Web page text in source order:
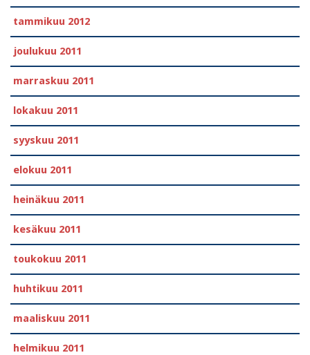
tammikuu 2012
joulukuu 2011
marraskuu 2011
lokakuu 2011
syyskuu 2011
elokuu 2011
heinäkuu 2011
kesäkuu 2011
toukokuu 2011
huhtikuu 2011
maaliskuu 2011
helmikuu 2011